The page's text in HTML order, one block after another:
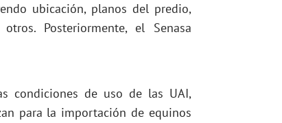
ubicación, planos del predio,
Posteriormente, el Senasa
condiciones de uso de las UAI,
para la importación de equinos